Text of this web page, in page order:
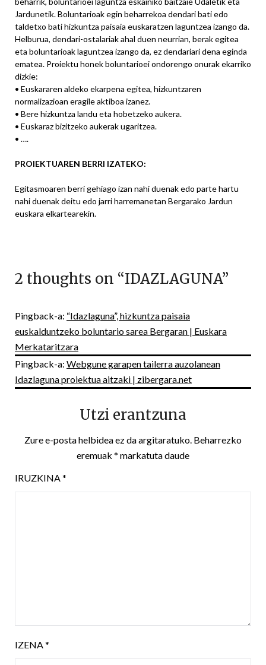
Jardunetik. Boluntarioak egin beharrekoa dendari bati edo
taldetxo bati hizkuntza paisaia euskaratzen laguntzea izango da.
Helburua, dendari-ostalariak ahal duen neurrian, berak egitea
eta boluntarioak laguntzea izango da, ez dendariari dena eginda
ematea. Proiektu honek boluntarioei ondorengo onurak ekarriko
dizkie:
• Euskararen aldeko ekarpena egitea, hizkuntzaren
normalizazioan eragile aktiboa izanez.
• Bere hizkuntza landu eta hobetzeko aukera.
• Euskaraz bizitzeko aukerak ugaritzea.
• ….
PROIEKTUAREN BERRI IZATEKO:
Egitasmoaren berri gehiago izan nahi duenak edo parte hartu
nahi duenak deitu edo jarri harremanetan Bergarako Jardun
euskara elkartearekin.
2 thoughts on “IDAZLAGUNA”
Pingback-a: “Idazlaguna”, hizkuntza paisaia
euskalduntzeko boluntario sarea Bergaran | Euskara
Merkataritzara
Pingback-a: Webgune garapen tailerra auzolanean
Idazlaguna proiektua aitzaki | zibergara.net
Utzi erantzuna
Zure e-posta helbidea ez da argitaratuko. Beharrezko
eremuak * markatuta daude
IRUZKINA*
IZENA*